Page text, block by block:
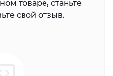
товаре, станьте
свой отзыв.